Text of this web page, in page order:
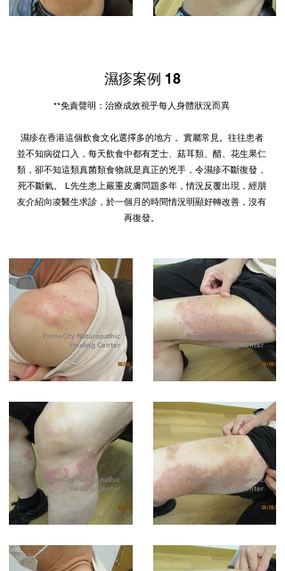
濕疹案例 18
**免責聲明：治療成效視乎每人身體狀況而異
濕疹在香港這個飲食文化選擇多的地方， 實屬常見。往往患者
並不知病從口入，每天飲食中都有芝士、菇耳類、醋、花生果仁
類，卻不知這類真菌類食物就是真正的兇手，令濕疹不斷復發，
死不斷氣。 L先生患上嚴重皮膚問題多年，情況反覆出現，經朋
友介紹向凌醫生求診，於一個月的時間情況明顯好轉改善，沒有
再復發。
PrimeCity Naturopathic
Healing Center
PrimeCity Naturopathic
Healing Center
PrimeCity Naturopathic
Healing Center
PrimeCity Naturopathic
Healing Center